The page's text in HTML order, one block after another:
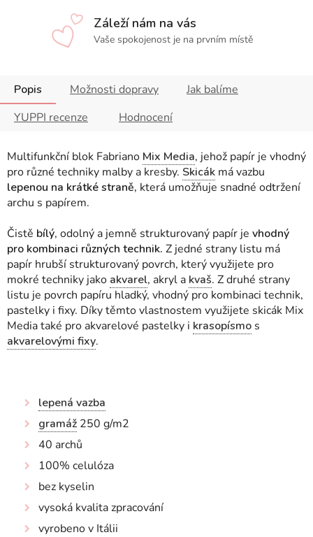
Záleží nám na vás
Vaše spokojenost je na prvním místě
Popis Možnosti dopravy
Jak balíme
YUPPI recenze
Hodnocení
Multifunkční blok Fabriano Mix Media, jehož papír je vhodný
pro různé techniky malby a kresby. Skicák mávazbu
lepenou na krátké straně, která umožňuje snadné odtržení
archu s papírem.
Čistě bílý, odolný a jemně strukturovaný papír je vhodný
pro kombinaci různých technik. Z jedné strany listu má
papír hrubší strukturovaný povrch, který využijete pro
mokré techniky jako akvarel, akryl a kvaš. Z druhé strany
listu je povrch papíru hladký, vhodný pro kombinaci technik,
pastelky i fixy. Díky těmto vlastnostem využijete skicák Mix
Media také pro akvarelové pastelky i krasopísmo s
akvarelovými fixy.
lepená vazba
gramáž 250 g/m2
40 archů
100% celulóza
bez kyselin
vysoká kvalita zpracování
vyrobeno v Itálii